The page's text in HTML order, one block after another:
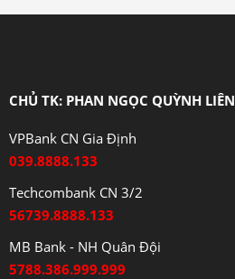
CHỦ TK: PHAN NGỌC QUỲNH LIÊN
VPBank CN Gia Định
039.8888.133
Techcombank CN 3/2
56739.8888.133
MB Bank - NH Quân Đội
5788.386.999.999